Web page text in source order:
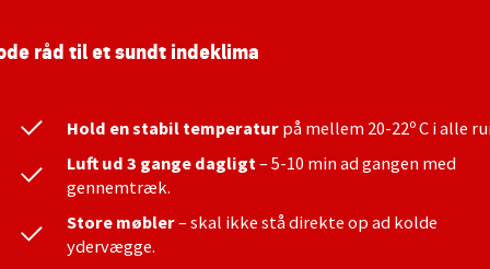
råd til et sundt indeklima
Hold en stabil temperatur på mellem 20-22º C i alle
Luft ud 3 gange dagligt– 5-10 min ad gangen med
gennemtræk.
Store møbler– skal ikke stå direkte op ad kolde
ydervægge.